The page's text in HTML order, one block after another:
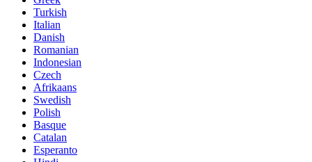
Turkish
Italian
Danish
Romanian
Indonesian
Czech
Afrikaans
Swedish
Polish
Basque
Catalan
Esperanto